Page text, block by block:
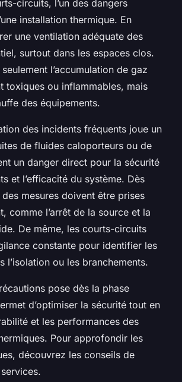
circuits, l’un des dangers
installation thermique. En
une ventilation adéquate des
surtout dans les espaces clos.
l’accumulation de gaz
toxiques ou inflammables, mais
des équipements.
des incidents fréquents joue un
de fluides caloporteurs ou de
un danger direct pour la sécurité
et l’efficacité du système. Dès
mesures doivent être prises
comme l’arrêt de la source et la
De même, les courts-circuits
constante pour identifier les
l’isolation ou les branchements.
pose dès la phase
d’optimiser la sécurité tout en
et les performances des
Pour approfondir les
découvrez les conseils de